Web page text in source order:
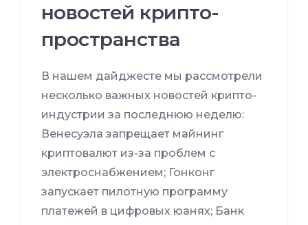
новостей крипто-
пространства
В нашем дайджесте мы рассмотрели
несколько важных новостей крипто-
индустрии за последнюю неделю:
Венесуэла запрещает майнинг
криптовалют из-за проблем с
электроснабжением; Гонконг
запускает пилотную программу
платежей в цифровых юанях; Банк